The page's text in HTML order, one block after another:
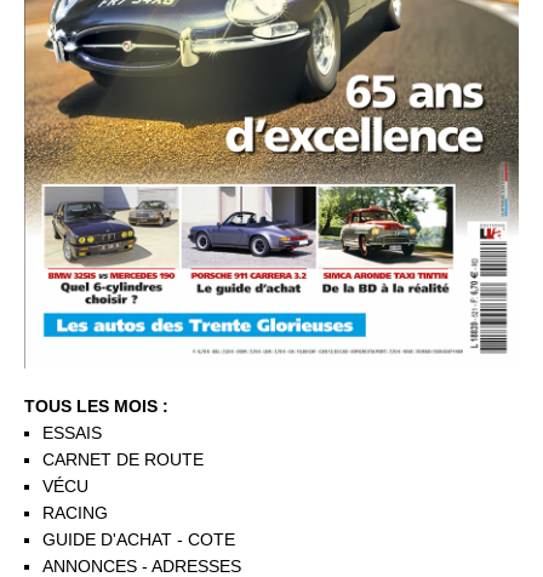
TOUS LES MOIS :
ESSAIS
CARNET DE ROUTE
VÉCU
RACING
GUIDE D'ACHAT - COTE
ANNONCES - ADRESSES